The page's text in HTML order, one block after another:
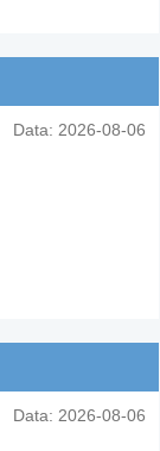
Data: 2026-08-06
Data: 2026-08-06